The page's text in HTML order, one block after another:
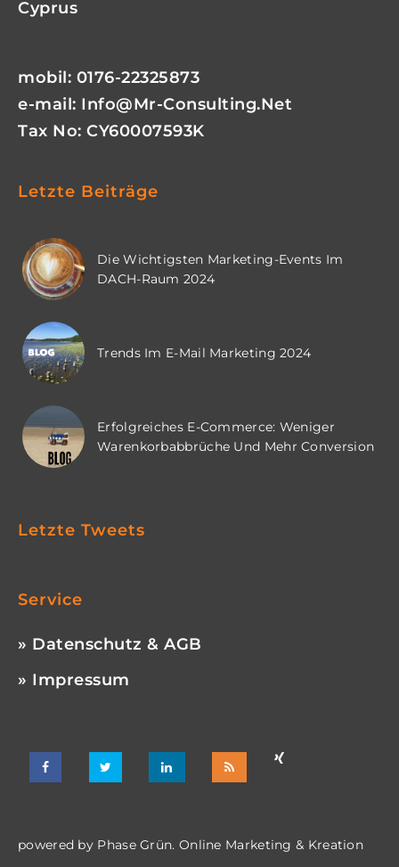
Cyprus
mobil: 0176-22325873
e-mail: Info@mr-Consulting.net
Tax No: CY60007593K
Letzte Beiträge
Die Wichtigsten Marketing-Events Im
DACH-Raum 2024
Trends Im E-Mail Marketing 2024
Erfolgreiches E-Commerce: Weniger
Warenkorbabbrüche Und Mehr Conversion
Letzte Tweets
Service
» Datenschutz & AGB
» Impressum
powered by Phase Grün. Online Marketing & Kreation